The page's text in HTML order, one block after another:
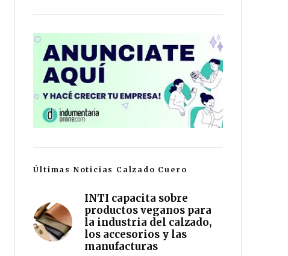
Últimas Noticias Calzado Cuero
INTI capacita sobre
productos veganos para
la industria del calzado,
los accesorios y las
manufacturas